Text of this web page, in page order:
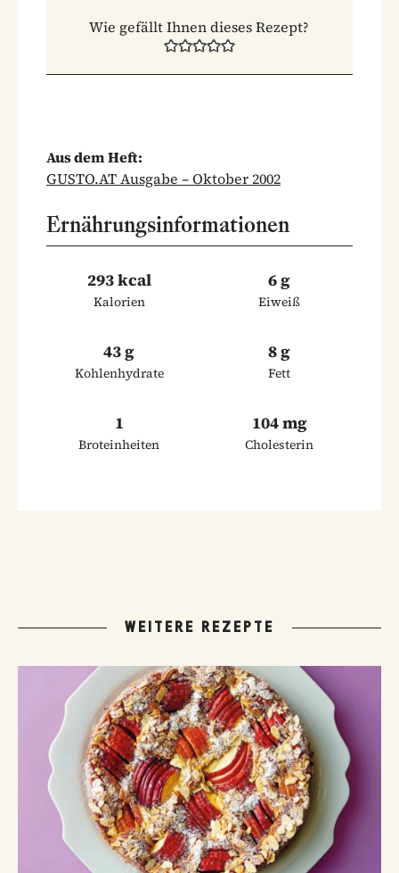
Wie gefällt Ihnen dieses Rezept?
Aus dem Heft:
GUSTO.AT Ausgabe – Oktober 2002
Ernährungsinformationen
293 kcal
Kalorien
6 g
Eiweiß
43 g
Kohlenhydrate
8 g
Fett
1
Broteinheiten
104 mg
Cholesterin
WEITERE REZEPTE